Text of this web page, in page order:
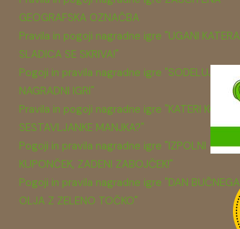
GEOGRAFSKA OZNAČBA
Pravila in pogoji nagradne igre "UGANI KATERA
SLADICA SE SKRIVA!"
Pogoji in pravila nagradne igre "SODELUJ V
NAGRADNI IGRI"
Pravila in pogoji nagradne igre "KATERI KOS
SESTAVLJANKE MANJKA?"
Pogoji in pravila nagradne igre "IZPOLNI
KUPONČEK, ZADENI ZABOJČEK!"
Pogoji in pravila nagradne igre "DAN BUČNEGA
OLJA Z ZELENO TOČKO"